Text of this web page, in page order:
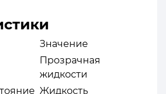
Значение
Прозрачная
жидкости
Жидкость